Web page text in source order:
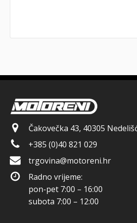
Čakovečka 43, 40305
+385 (0)40 821 029
trgovina@motoreni.hr
Radno vrijeme:
pon-pet 7:00 – 16:00
subota 7:00 – 12:00